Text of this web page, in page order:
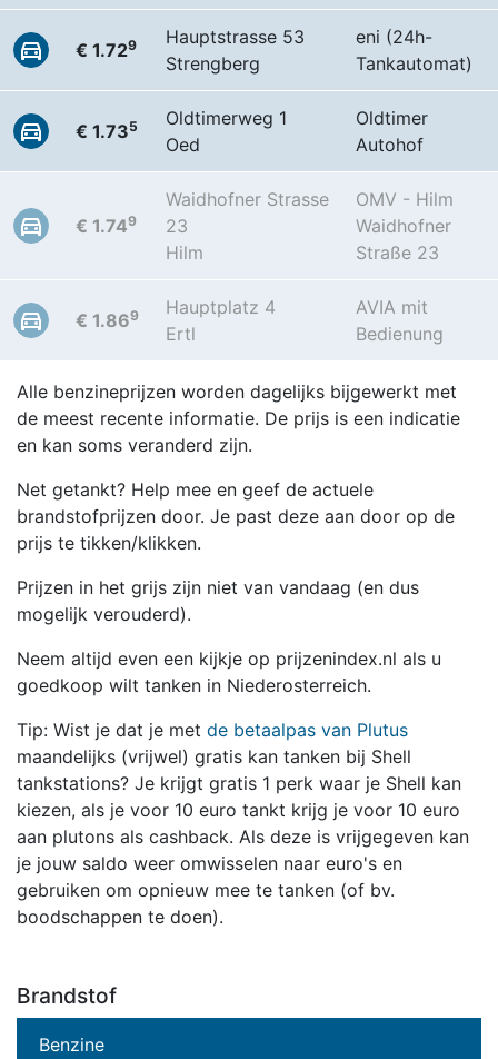
€ 1.729
Hauptstrasse 53
Strengberg
eni (24h-
Tankautomat)
€ 1.735
Oldtimerweg 1
Oed
Oldtimer
Autohof
€ 1.749
Waidhofner Strasse
23
Hilm
OMV - Hilm
Waidhofner
Straße 23
€ 1.869
Hauptplatz 4
Ertl
AVIA mit
Bedienung
Alle benzineprijzen worden dagelijks bijgewerkt met
de meest recente informatie. De prijs is een indicatie
en kan soms veranderd zijn.
Net getankt? Help mee en geef de actuele
brandstofprijzen door. Je past deze aan door op de
prijs te tikken/klikken.
Prijzen in het grijs zijn niet van vandaag (en dus
mogelijk verouderd).
Neem altijd even een kijkje op prijzenindex.nl als u
goedkoop wilt tanken in Niederosterreich.
Tip: Wist je dat je met de betaalpas van Plutus
maandelijks (vrijwel) gratis kan tanken bij Shell
tankstations? Je krijgt gratis 1 perk waar je Shell kan
kiezen, als je voor 10 euro tankt krijg je voor 10 euro
aan plutons als cashback. Als deze is vrijgegeven kan
je jouw saldo weer omwisselen naar euro's en
gebruiken om opnieuw mee te tanken (of bv.
boodschappen te doen).
Brandstof
Benzine